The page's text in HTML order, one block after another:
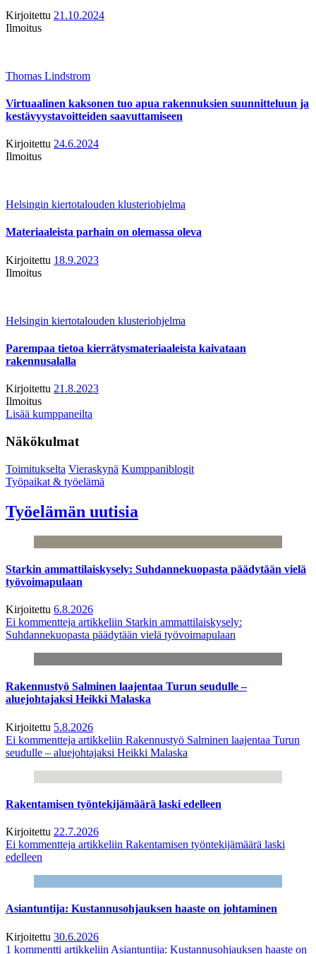
Kirjoitettu 21.10.2024
Ilmoitus
Thomas Lindstrom
Virtuaalinen kaksonen tuo apua rakennuksien suunnitteluun ja
kestävyystavoitteiden saavuttamiseen
Kirjoitettu 24.6.2024
Ilmoitus
Helsingin kiertotalouden klusteriohjelma
Materiaaleista parhain on olemassa oleva
Kirjoitettu 18.9.2023
Ilmoitus
Helsingin kiertotalouden klusteriohjelma
Parempaa tietoa kierrätysmateriaaleista kaivataan
rakennusalalla
Kirjoitettu 21.8.2023
Ilmoitus
Lisää kumppaneilta
Näkökulmat
Toimitukselta Vieraskynä Kumppaniblogit
Työpaikat & työelämä
Työelämän uutisia
Starkin ammattilaiskysely: Suhdannekuopasta päädytään vielä
työvoimapulaan
Kirjoitettu 6.8.2026
Ei kommentteja artikkeliin Starkin ammattilaiskysely:
Suhdannekuopasta päädytään vielä työvoimapulaan
Rakennustyö Salminen laajentaa Turun seudulle –
aluejohtajaksi Heikki Malaska
Kirjoitettu 5.8.2026
Ei kommentteja artikkeliin Rakennustyö Salminen laajentaa Turun
seudulle – aluejohtajaksi Heikki Malaska
Rakentamisen työntekijämäärä laski edelleen
Kirjoitettu 22.7.2026
Ei kommentteja artikkeliin Rakentamisen työntekijämäärä laski
edelleen
Asiantuntija: Kustannusohjauksen haaste on johtaminen
Kirjoitettu 30.6.2026
1 kommentti artikkeliin Asiantuntija: Kustannusohjauksen haaste on